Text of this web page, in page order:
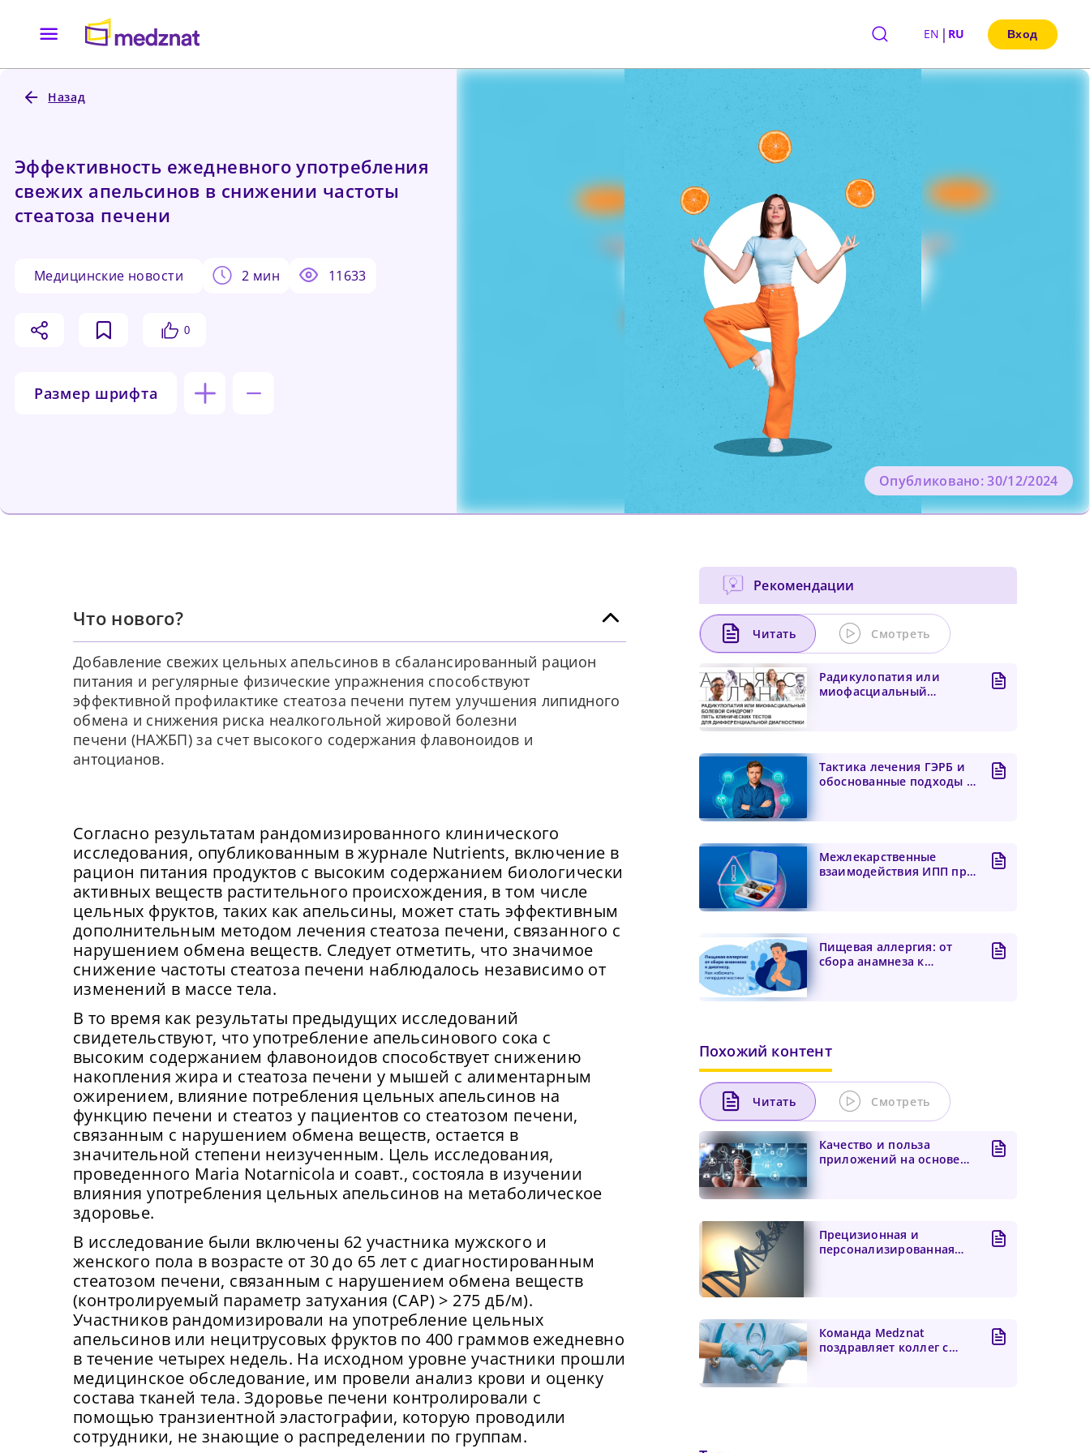
EN | RU Вход
Назад
Эффективность ежедневного употребления
свежих апельсинов в снижении частоты
стеатоза печени
медицинские новости 2 мин 11633
0
Размер шрифта
Опубликовано: 30/12/2024
Что нового?
Добавление свежих цельных апельсинов в сбалансированный рацион
питания и регулярные физические упражнения способствуют
эффективной профилактике стеатоза печени путем улучшения липидного
обмена и снижения риска неалкогольной жировой болезни
печени (НАЖБП) за счет высокого содержания флавоноидов и
антоцианов.
Согласно результатам рандомизированного клинического
исследования, опубликованным в журнале Nutrients, включение в
рацион питания продуктов с высоким содержанием биологически
активных веществ растительного происхождения, в том числе
цельных фруктов, таких как апельсины, может стать эффективным
дополнительным методом лечения стеатоза печени, связанного с
нарушением обмена веществ. Следует отметить, что значимое
снижение частоты стеатоза печени наблюдалось независимо от
изменений в массе тела.
В то время как результаты предыдущих исследований
свидетельствуют, что употребление апельсинового сока с
высоким содержанием флавоноидов способствует снижению
накопления жира и стеатоза печени у мышей с алиментарным
ожирением, влияние потребления цельных апельсинов на
функцию печени и стеатоз у пациентов со стеатозом печени,
связанным с нарушением обмена веществ, остается в
значительной степени неизученным. Цель исследования,
проведенного Maria Notarnicola и соавт., состояла в изучении
влияния употребления цельных апельсинов на метаболическое
здоровье.
В исследование были включены 62 участника мужского и
женского пола в возрасте от 30 до 65 лет с диагностированным
стеатозом печени, связанным с нарушением обмена веществ
(контролируемый параметр затухания (CAP) > 275 дБ/м).
Участников рандомизировали на употребление цельных
апельсинов или нецитрусовых фруктов по 400 граммов ежедневно
в течение четырех недель. На исходном уровне участники прошли
медицинское обследование, им провели анализ крови и оценку
состава тканей тела. Здоровье печени контролировали с
помощью транзиентной эластографии, которую проводили
сотрудники, не знающие о распределении по группам.
Рекомендации
Читать Смотреть
Радикулопатия или
миофасциальный
Тактика лечения ГЭРБ и
обоснованные подходы к
Межлекарственные
взаимодействия ИПП при
Пищевая аллергия: от
сбора анамнеза к
Похожий контент
Читать Смотреть
Качество и польза
приложений на основе
Прецизионная и
персонализированная
Команда Medznat
поздравляет коллег с